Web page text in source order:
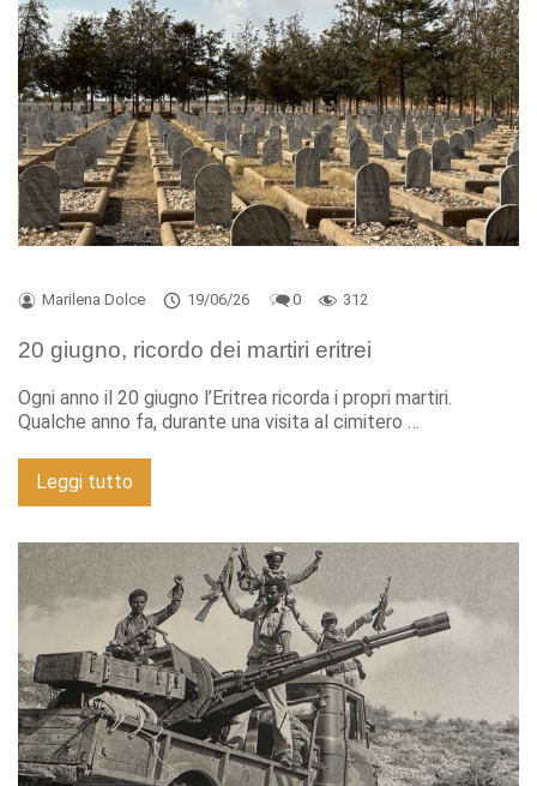
Marilena Dolce 19/06/26 0 312
20 giugno, ricordo dei martiri eritrei
Ogni anno il 20 giugno l’Eritrea ricorda i propri martiri.
Qualche anno fa, durante una visita al cimitero …
Leggi tutto